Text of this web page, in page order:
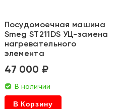
Посудомоечная машина
Smeg ST211DS УЦ-замена
нагревательного
элемента
47 000 ₽
В наличии
В Корзину